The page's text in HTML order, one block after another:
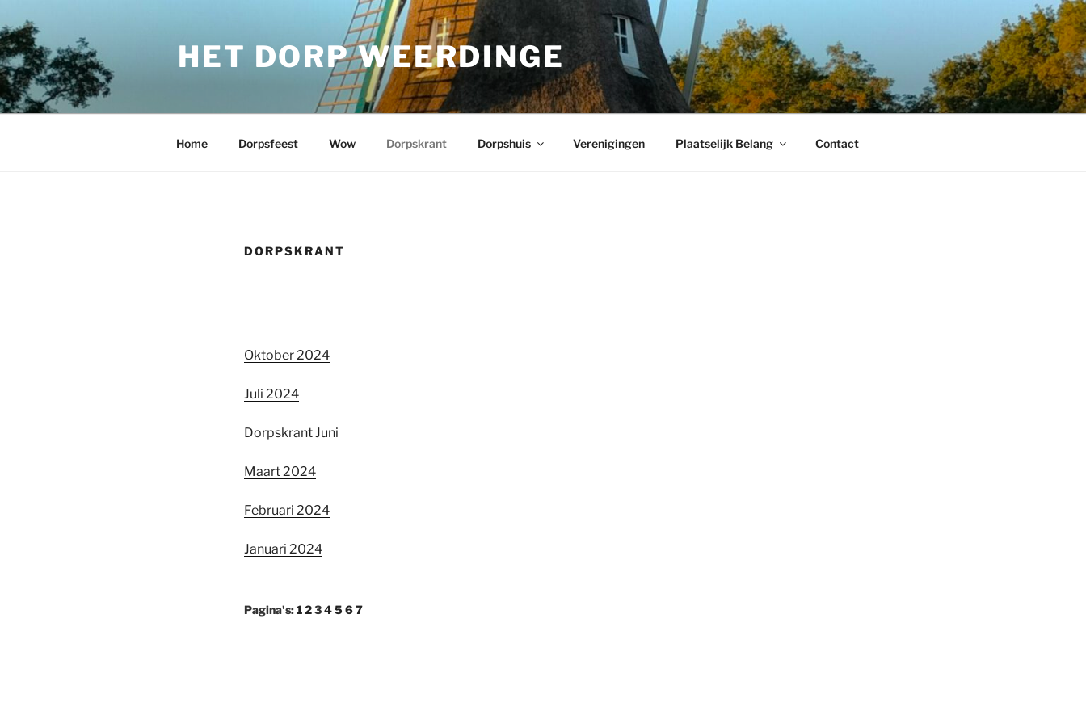
naar
de
inhoud
HET DORP WEERDINGE
Home Dorpsfeest Wow Dorpskrant Dorpshuis Verenigingen Plaatselijk Belang Contact
DORPSKRANT
Oktober 2024
Juli 2024
Dorpskrant Juni
Maart 2024
Februari 2024
Januari 2024
Pagina's:12345 67